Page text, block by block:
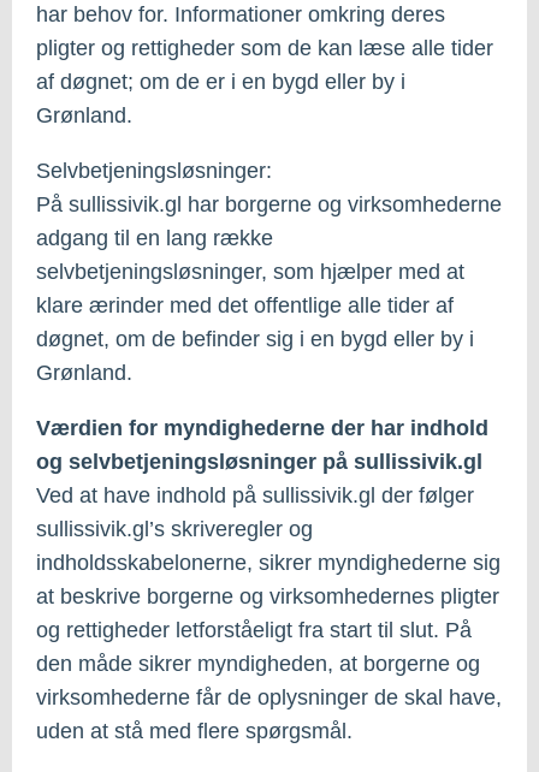
har behov for. Informationer omkring deres
pligter og rettigheder som de kan læse alle tider
af døgnet; om de er i en bygd eller by i
Grønland.
Selvbetjeningsløsninger:
På sullissivik.gl har borgerne og virksomhederne
adgang til en lang række
selvbetjeningsløsninger, som hjælper med at
klare ærinder med det offentlige alle tider af
døgnet, om de befinder sig i en bygd eller by i
Grønland.
Værdien for myndighederne der har indhold
og selvbetjeningsløsninger på sullissivik.gl
Ved at have indhold på sullissivik.gl der følger
sullissivik.gl’s skriveregler og
indholdsskabelonerne, sikrer myndighederne sig
at beskrive borgerne og virksomhedernes pligter
og rettigheder letforståeligt fra start til slut. På
den måde sikrer myndigheden, at borgerne og
virksomhederne får de oplysninger de skal have,
uden at stå med flere spørgsmål.